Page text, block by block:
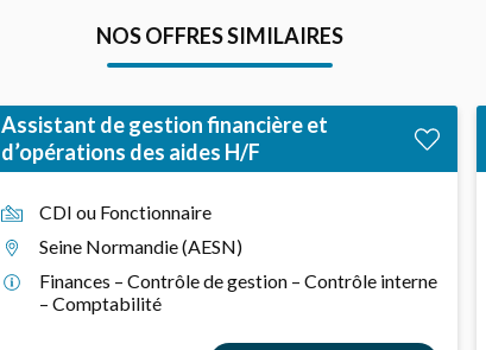
NOS OFFRES SIMILAIRES
Assistant de gestion financière et
d’opérations des aides H/F
CDI ou Fonctionnaire
Seine Normandie (AESN)
Finances – Contrôle de gestion – Contrôle interne
– Comptabilité